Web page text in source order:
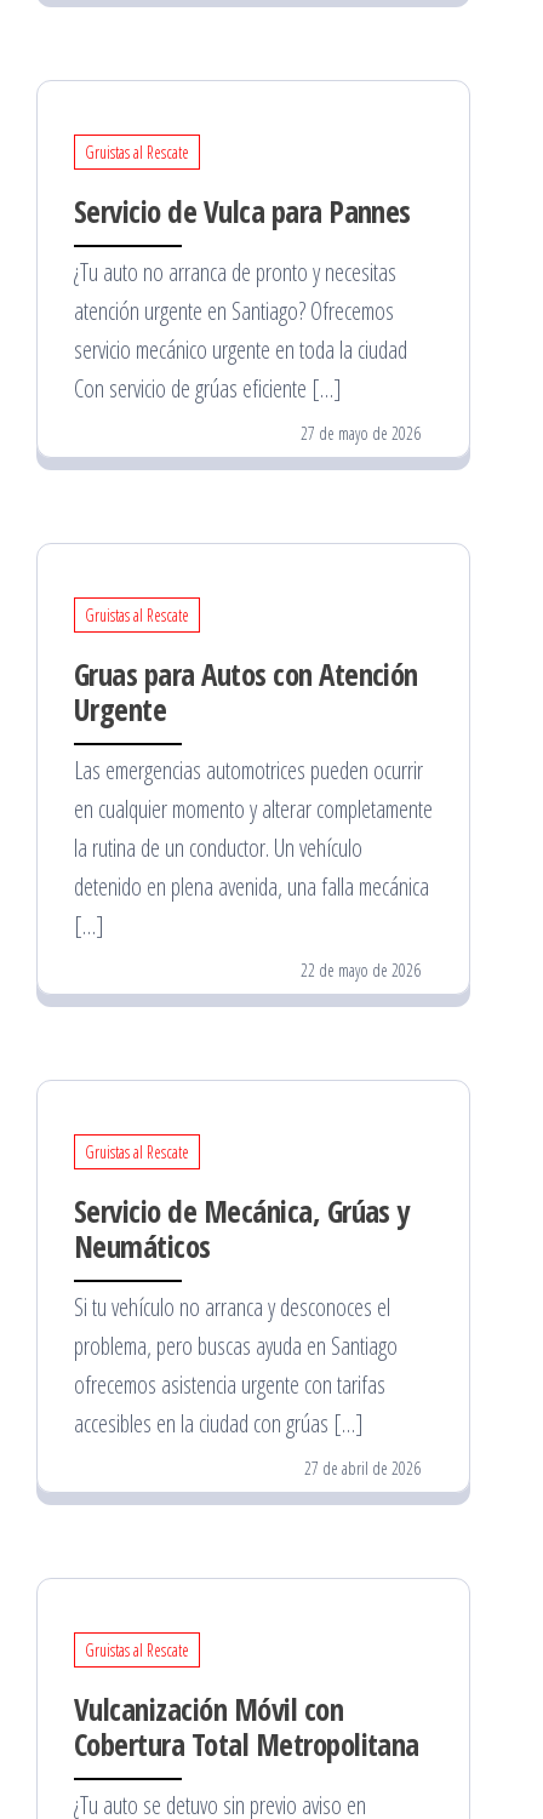
Gruistas al Rescate
Servicio de Vulca para Pannes
¿Tu auto no arranca de pronto y necesitas
atención urgente en Santiago? Ofrecemos
servicio mecánico urgente en toda la ciudad
Con servicio de grúas eficiente […]
27 de mayo de 2026
Gruistas al Rescate
Gruas para Autos con Atención
Urgente
Las emergencias automotrices pueden ocurrir
en cualquier momento y alterar completamente
la rutina de un conductor. Un vehículo
detenido en plena avenida, una falla mecánica
[…]
22 de mayo de 2026
Gruistas al Rescate
Servicio de Mecánica, Grúas y
Neumáticos
Si tu vehículo no arranca y desconoces el
problema, pero buscas ayuda en Santiago
ofrecemos asistencia urgente con tarifas
accesibles en la ciudad con grúas […]
27 de abril de 2026
Gruistas al Rescate
Vulcanización Móvil con
Cobertura Total Metropolitana
¿Tu auto se detuvo sin previo aviso en